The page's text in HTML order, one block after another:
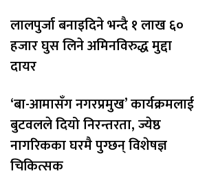
लालपुर्जा बनाइदिने भन्दै १ लाख ६०
हजार घुस लिने अमिनविरुद्ध मुद्दा
दायर
‘बा-आमासँग नगरप्रमुख’ कार्यक्रमलाई
बुटवलले दियो निरन्तरता, ज्येष्ठ
नागरिकका घरमै पुग्छन् विशेषज्ञ
चिकित्सक